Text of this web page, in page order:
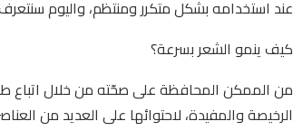
عند استخدامه بشكل متكرر ومنتظم، واليوم
كيف ينمو الشعر بسرعة؟
من الممكن المحافظة على صحّته من خلال اتباع
الرخيصة والمفيدة، لاحتوائها على العديد من